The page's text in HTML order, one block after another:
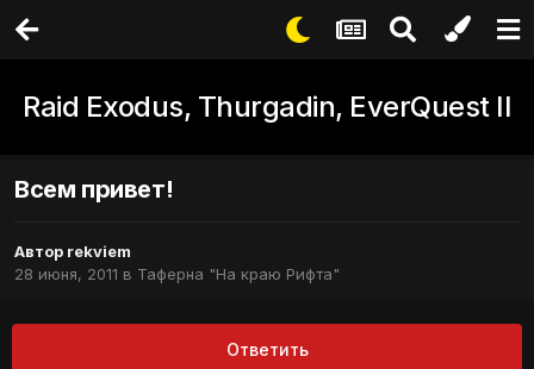
Raid Exodus, Thurgadin, EverQuest II
Всем привет!
Автор rekviem
28 июня, 2011 в Таферна "На краю Рифта"
Ответить